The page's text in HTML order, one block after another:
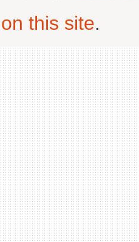
this site.